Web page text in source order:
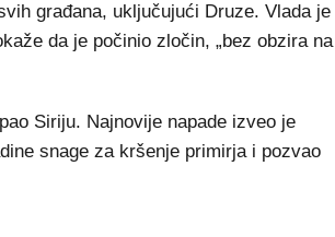
građana, uključujući Druze. Vlada je
da je počinio zločin, „bez obzira na
Siriju. Najnovije napade izveo je
snage za kršenje primirja i pozvao